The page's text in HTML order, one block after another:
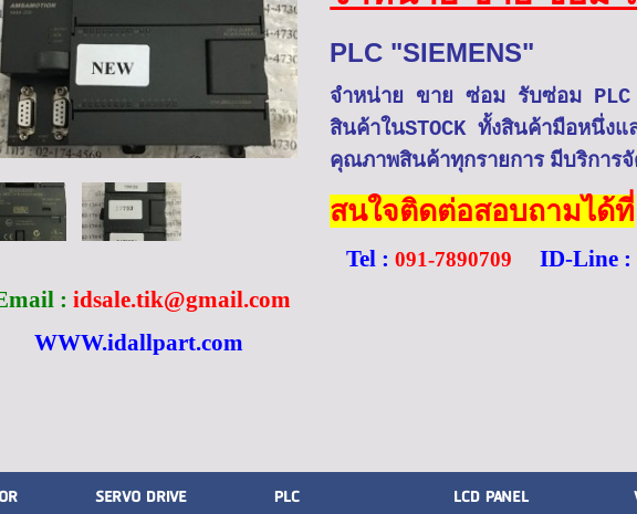
PLC "SIEMENS"
จำหน่าย ขาย ซ่อม รับซ่อม
สินค้าในSTOCK ทั้งสินค้ามือหนึ่งแ
คุณภาพสินค้าทุกรายการ มีบริการ
สนใจติดต่อสอบถามได้ที่
Tel : 091-7890709 ID-Line :
: idsale.tik@gmail.com
WWW.idallpart.com
SERVO DRIVE PLC LCD PANEL